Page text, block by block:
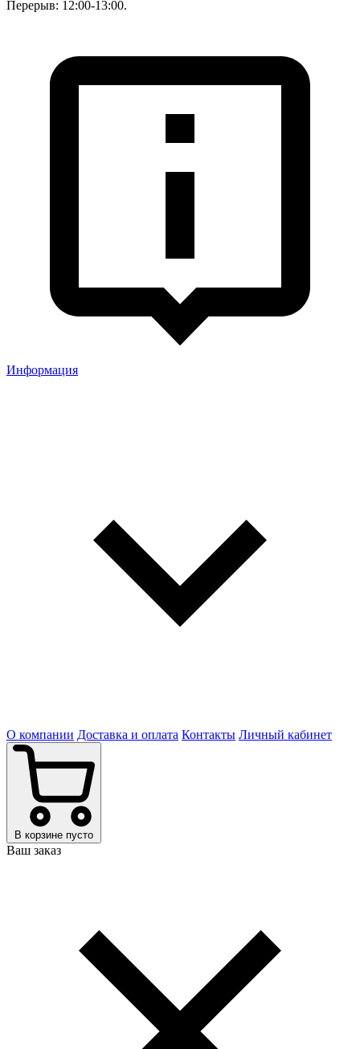
Перерыв: 12:00-13:00.
Информация
О компании Доставка и оплата Контакты Личный кабинет
В корзине пусто
Ваш заказ